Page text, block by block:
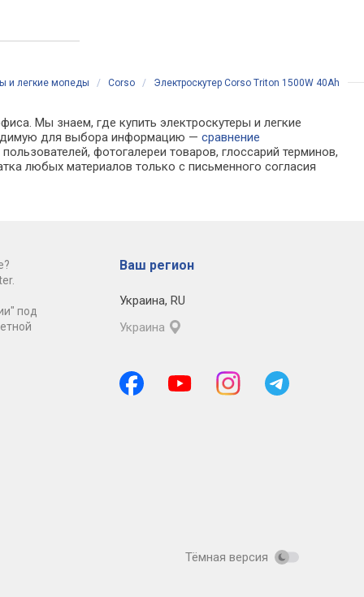
и легкие мопеды / Corso / Электроскутер Corso Triton 1500W 40Ah
Мы знаем, где купить электроскутеры и легкие
для выбора информацию —сравнение
пользователей, фотогалереи товаров, глоссарий терминов,
любых материалов только с письменного согласия
под
Ваш регион
Украина, RU
Украина
Тёмная версия